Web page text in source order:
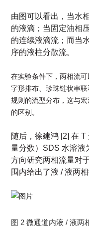
由图可以看出，当水
的液滴；当固定油相
的连续液滴流；而当
序的液柱分散流。
在实验条件下，两相流
字形排布、珍珠链状串
规则的流型分布，这与
的区别。
随后，徐建鸿 [2] 在
量分数）SDS 水溶液
方向研究两相流量对
围内给出了液 / 液两
图 2 微通道内液 / 液两